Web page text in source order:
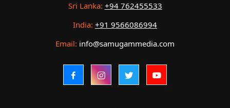
Sri Lanka: +94 762455533
India: +91 9566086994
Email: info@samugammedia.com